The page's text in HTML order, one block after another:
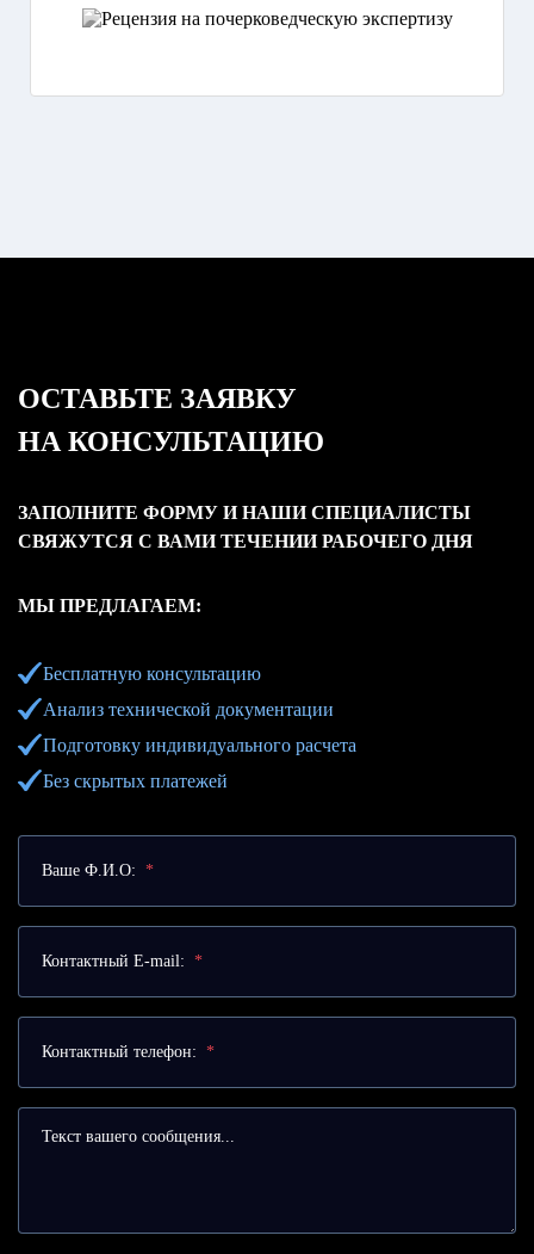
ОСТАВЬТЕ ЗАЯВКУ
НА КОНСУЛЬТАЦИЮ
ЗАПОЛНИТЕ ФОРМУ И НАШИ СПЕЦИАЛИСТЫ
СВЯЖУТСЯ С ВАМИ ТЕЧЕНИИ РАБОЧЕГО ДНЯ
МЫ ПРЕДЛАГАЕМ:
Бесплатную консультацию
Анализ технической документации
Подготовку индивидуального расчета
Без скрытых платежей
Ваше Ф.И.О: *
Контактный E-mail: *
Контактный телефон: *
Текст вашего сообщения...